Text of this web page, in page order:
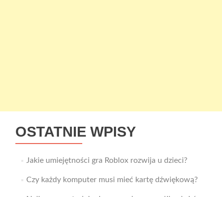
OSTATNIE WPISY
Jakie umiejętności gra Roblox rozwija u dzieci?
Czy każdy komputer musi mieć kartę dźwiękową?